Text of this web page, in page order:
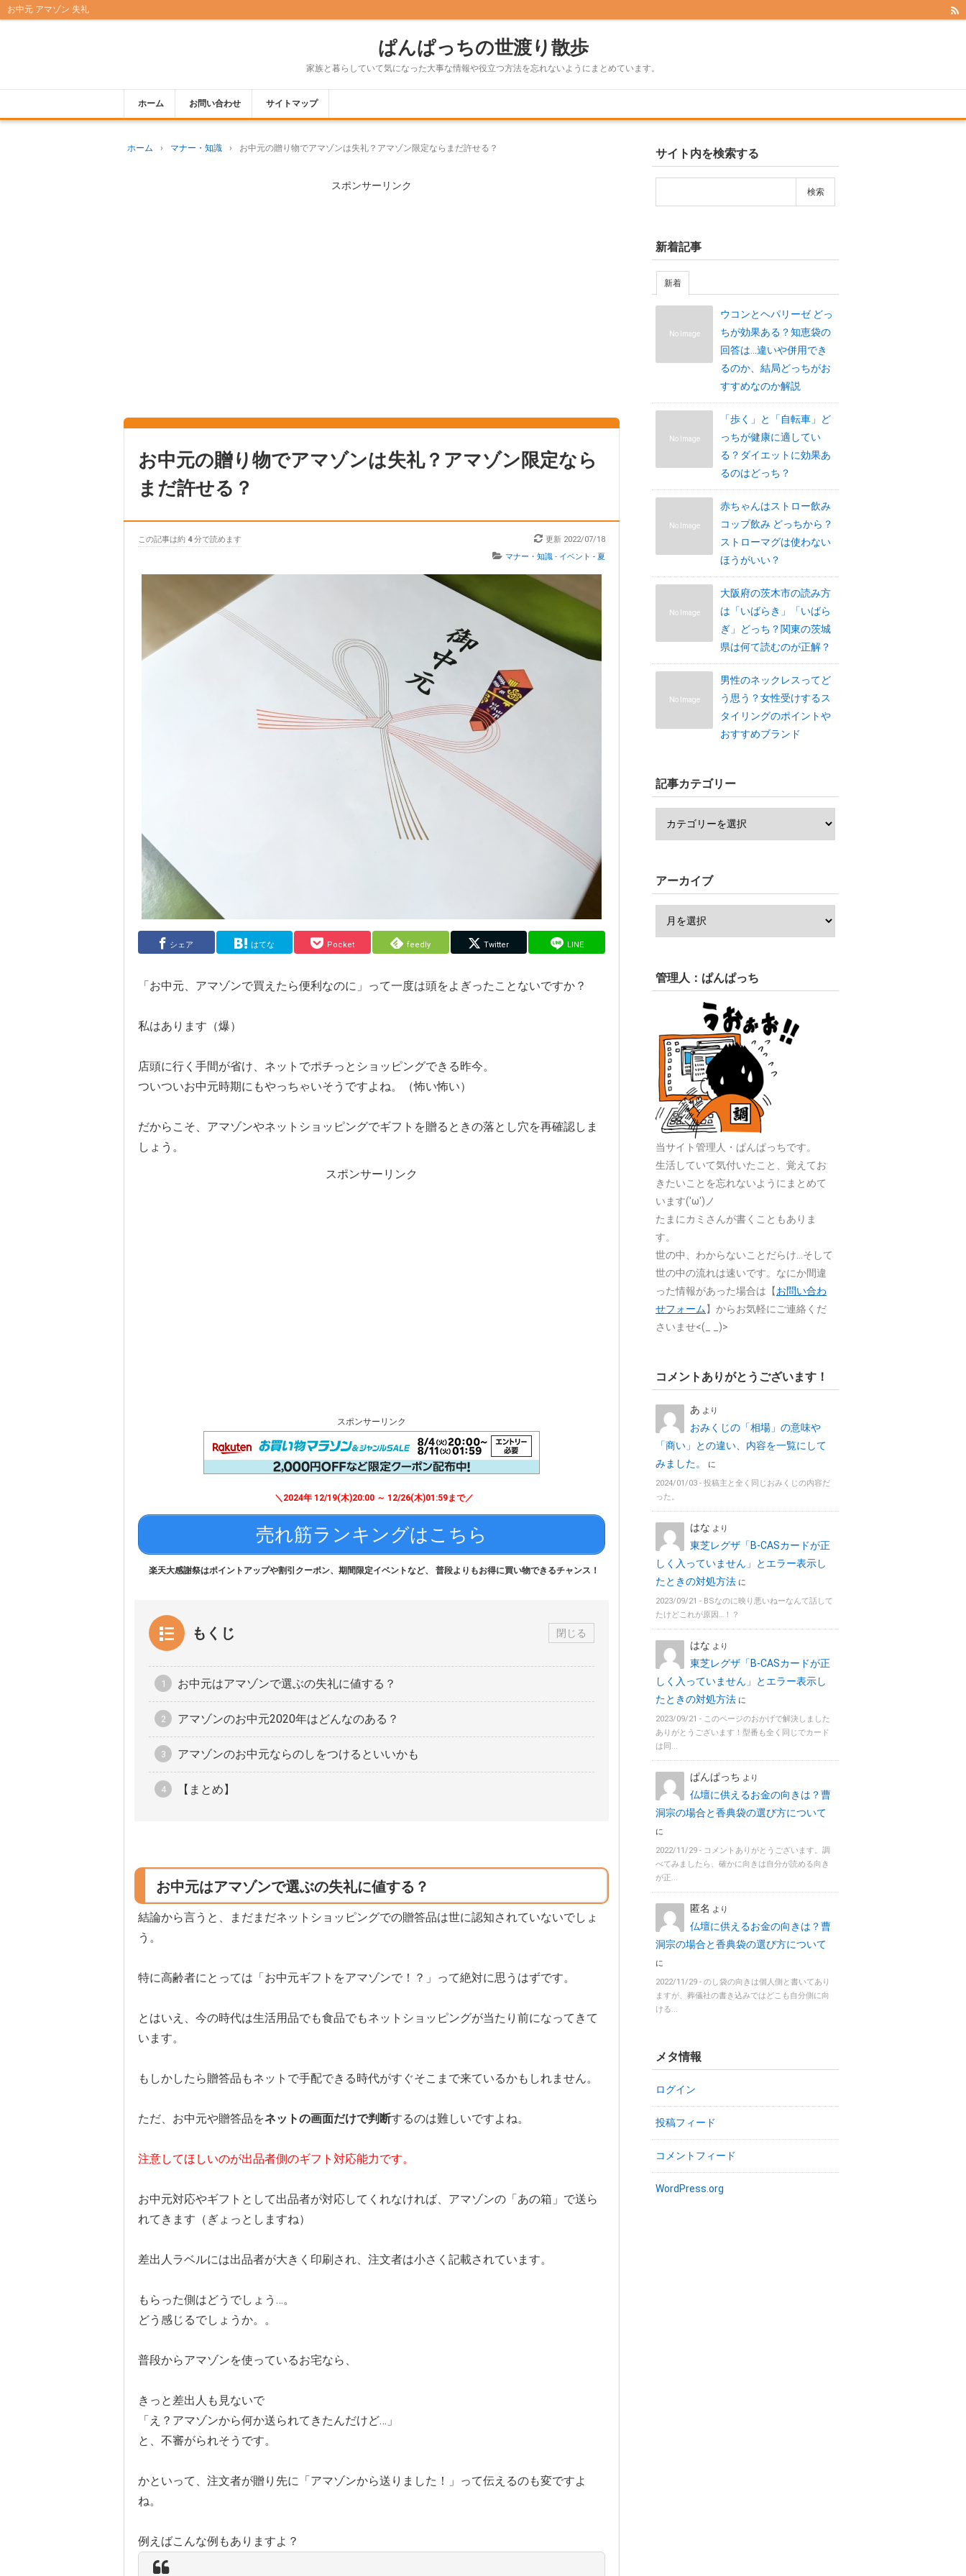
お中元 アマゾン 失礼
ぱんぱっちの世渡り散歩
家族と暮らしていて気になった大事な情報や役立つ方法を忘れないようにまとめています。
ホーム お問い合わせ サイトマップ
ホーム › マナー・知識 › お中元の贈り物でアマゾンは失礼？アマゾン限定ならまだ許せる？
スポンサーリンク
お中元の贈り物でアマゾンは失礼？アマゾン限定なら
まだ許せる？
この記事は約 4分で読めます 更新 2022/07/18
マナー・知識 - イベント - 夏
シェア はてな Pocket feedly Twitter LINE
「お中元、アマゾンで買えたら便利なのに」って一度は頭をよぎったことないですか？
私はあります（爆）
店頭に行く手間が省け、ネットでポチっとショッピングできる昨今。
ついついお中元時期にもやっちゃいそうですよね。（怖い怖い）
だからこそ、アマゾンやネットショッピングでギフトを贈るときの落とし穴を再確認しま
しょう。
スポンサーリンク
スポンサーリンク
＼2024年 12/19(木)20:00 ～ 12/26(木)01:59まで／
売れ筋ランキングはこちら
楽天大感謝祭はポイントアップや割引クーポン、期間限定イベントなど、 普段よりもお得に買い物できるチャンス！
もくじ 閉じる
お中元はアマゾンで選ぶの失礼に値する？
アマゾンのお中元2020年はどんなのある？
アマゾンのお中元ならのしをつけるといいかも
【まとめ】
お中元はアマゾンで選ぶの失礼に値する？
結論から言うと、まだまだネットショッピングでの贈答品は世に認知されていないでしょ
う。
特に高齢者にとっては「お中元ギフトをアマゾンで！？」って絶対に思うはずです。
とはいえ、今の時代は生活用品でも食品でもネットショッピングが当たり前になってきて
います。
もしかしたら贈答品もネットで手配できる時代がすぐそこまで来ているかもしれません。
ただ、お中元や贈答品をネットの画面だけで判断するのは難しいですよね。
注意してほしいのが出品者側のギフト対応能力です。
お中元対応やギフトとして出品者が対応してくれなければ、アマゾンの「あの箱」で送ら
れてきます（ぎょっとしますね）
差出人ラベルには出品者が大きく印刷され、注文者は小さく記載されています。
もらった側はどうでしょう…。
どう感じるでしょうか。。
普段からアマゾンを使っているお宅なら、
きっと差出人も見ないで
「え？アマゾンから何か送られてきたんだけど…」
と、不審がられそうです。
かといって、注文者が贈り先に「アマゾンから送りました！」って伝えるのも変ですよ
ね。
例えばこんな例もありますよ？
サイト内を検索する
新着記事
新着
No Image
ウコンとヘパリーゼ どっ
ちが効果ある？知恵袋の
回答は…違いや併用でき
るのか、結局どっちがお
すすめなのか解説
No Image
「歩く」と「自転車」ど
っちが健康に適してい
る？ダイエットに効果あ
るのはどっち？
No Image
赤ちゃんはストロー飲み
コップ飲み どっちから？
ストローマグは使わない
ほうがいい？
No Image
大阪府の茨木市の読み方
は「いばらき」「いばら
ぎ」どっち？関東の茨城
県は何て読むのが正解？
No Image
男性のネックレスってど
う思う？女性受けするス
タイリングのポイントや
おすすめブランド
記事カテゴリー
アーカイブ
管理人：ぱんぱっち
当サイト管理人・ぱんぱっちです。
生活していて気付いたこと、覚えてお
きたいことを忘れないようにまとめて
います('ω')ノ
たまにカミさんが書くこともありま
す。
世の中、わからないことだらけ…そして
世の中の流れは速いです。なにか間違
った情報があった場合は【お問い合わ
せフォーム】からお気軽にご連絡くだ
さいませ<(_ _)>
コメントありがとうございます！
あ より
おみくじの「相場」の意味や
「商い」との違い、内容を一覧にして
みました。
に
2024/01/03 - 投稿主と全く同じおみくじの内容だ
った。
はな より
東芝レグザ「B-CASカードが正
しく入っていません」とエラー表示し
たときの対処方法 に
2023/09/21 - BSなのに映り悪いねーなんて話して
たけどこれが原因…！？
はな より
東芝レグザ「B-CASカードが正
しく入っていません」とエラー表示し
たときの対処方法 に
2023/09/21 - このページのおかげで解決しました
ありがとうございます！型番も全く同じでカード
は同...
ぱんぱっち より
仏壇に供えるお金の向きは？曹
洞宗の場合と香典袋の選び方について
に
2022/11/29 - コメントありがとうございます。調
べてみましたら、確かに向きは自分が読める向き
が正...
匿名 より
仏壇に供えるお金の向きは？曹
洞宗の場合と香典袋の選び方について
に
2022/11/29 - のし袋の向きは個人側と書いてあり
ますが、葬儀社の書き込みではどこも自分側に向
ける...
メタ情報
ログイン
投稿フィード
コメントフィード
WordPress.org